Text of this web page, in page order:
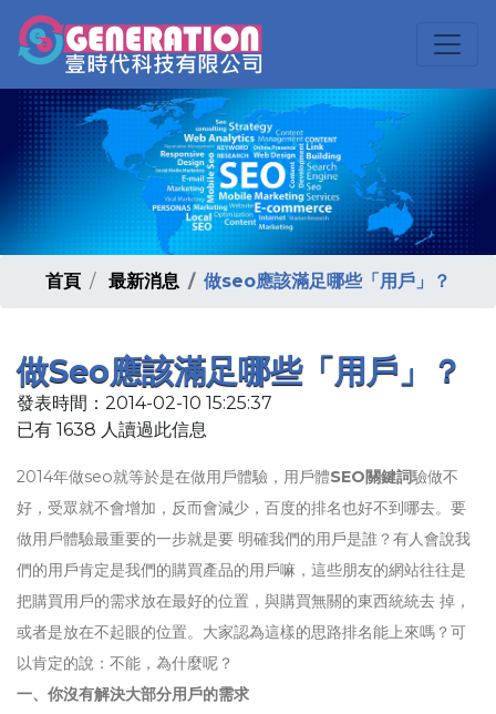
首頁 最新消息 做seo應該滿足哪些「用戶」？
做seo應該滿足哪些「用戶」？
發表時間：2014-02-10 15:25:37
已有 1638 人讀過此信息
2014年做seo就等於是在做用戶體驗，用戶體SEO關鍵詞驗做不
好，受眾就不會增加，反而會減少，百度的排名也好不到哪去。要
做用戶體驗最重要的一步就是要 明確我們的用戶是誰？有人會說我
們的用戶肯定是我們的購買產品的用戶嘛，這些朋友的網站往往是
把購買用戶的需求放在最好的位置，與購買無關的東西統統去 掉，
或者是放在不起眼的位置。大家認為這樣的思路排名能上來嗎？可
以肯定的說：不能，為什麼呢？
一、你沒有解決大部分用戶的需求